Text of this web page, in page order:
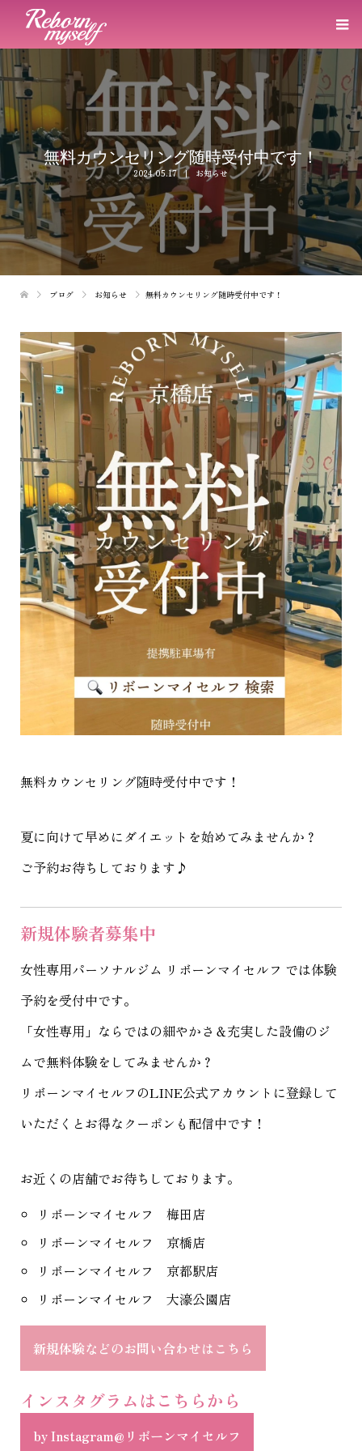
無料カウンセリング随時受付中です！
2024.05.17 お知らせ
ブログ お知らせ 無料カウンセリング随時受付中です！
無料カウンセリング随時受付中です！
夏に向けて早めにダイエットを始めてみませんか？
ご予約お待ちしております♪
新規体験者募集中
女性専用パーソナルジム リボーンマイセルフ では体験
予約を受付中です。
「女性専用」ならではの細やかさ＆充実した設備のジ
ムで無料体験をしてみませんか？
リボーンマイセルフのLINE公式アカウントに登録して
いただくとお得なクーポンも配信中です！
お近くの店舗でお待ちしております。
リボーンマイセルフ 梅田店
リボーンマイセルフ 京橋店
リボーンマイセルフ 京都駅店
リボーンマイセルフ 大濠公園店
新規体験などのお問い合わせはこちら
インスタグラムはこちらから
by Instagram@リボーンマイセルフ